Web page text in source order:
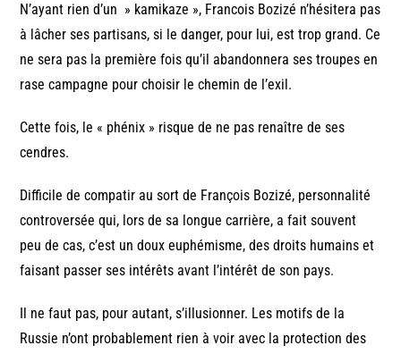
N’ayant rien d’un » kamikaze », Francois Bozizé n’hésitera pas
à lâcher ses partisans, si le danger, pour lui, est trop grand. Ce
ne sera pas la première fois qu’il abandonnera ses troupes en
rase campagne pour choisir le chemin de l’exil.
Cette fois, le « phénix » risque de ne pas renaître de ses
cendres.
Difficile de compatir au sort de François Bozizé, personnalité
controversée qui, lors de sa longue carrière, a fait souvent
peu de cas, c’est un doux euphémisme, des droits humains et
faisant passer ses intérêts avant l’intérêt de son pays.
Il ne faut pas, pour autant, s’illusionner. Les motifs de la
Russie n’ont probablement rien à voir avec la protection des